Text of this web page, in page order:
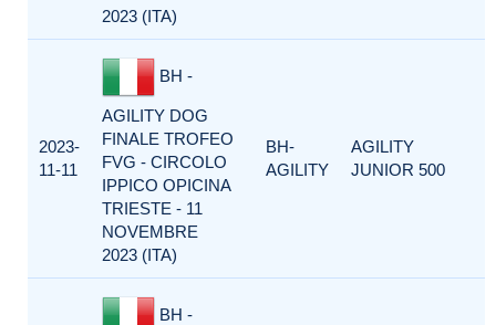
2023 (ITA)
2023-
11-11
BH -
AGILITY DOG
FINALE TROFEO
FVG - CIRCOLO
IPPICO OPICINA
TRIESTE - 11
NOVEMBRE
2023 (ITA)
BH-
AGILITY
AGILITY
JUNIOR 500
BH -